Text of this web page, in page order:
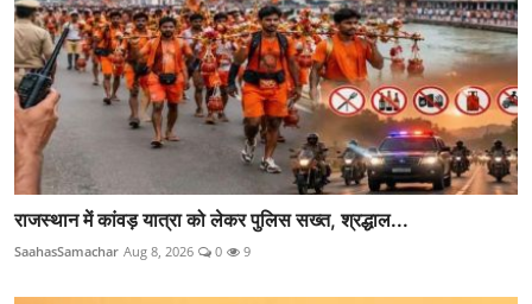
राजस्थान में कांवड़ यात्रा को लेकर पुलिस सख्त, श्रद्धाल...
SaahasSamachar Aug 8, 2026 0 9